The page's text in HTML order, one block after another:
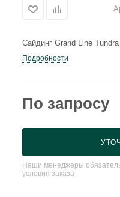
Сайдинг Grand Line
Подробности
По запросу
Наши менеджеры
условия заказа